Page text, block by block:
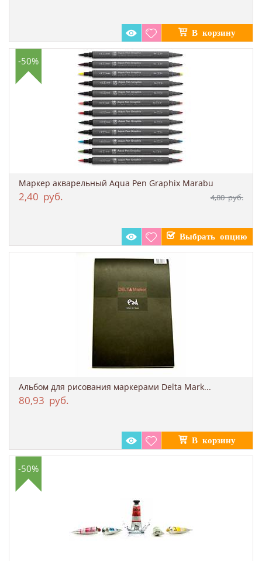
-50%
Маркер акварельный Aqua Pen Graphix Marabu
2,40 руб. 4,80руб.
Альбом для рисования маркерами Delta Mark...
80,93 руб.
-50%